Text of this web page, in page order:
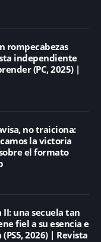
rompecabezas
independiente
(PC, 2025) |
no traiciona:
la victoria
el formato
II: una secuela tan
fiel a su esencia e
2026) | Revista